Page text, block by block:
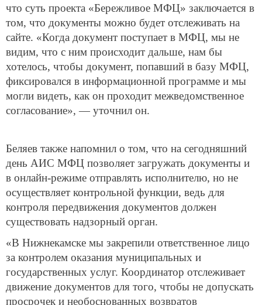
что суть проекта «Бережливое МФЦ» заключается в
том, что документы можно будет отслеживать на
сайте. «Когда документ поступает в МФЦ, мы не
видим, что с ним происходит дальше, нам бы
хотелось, чтобы документ, попавший в базу МФЦ,
фиксировался в информационной программе и мы
могли видеть, как он проходит межведомственное
согласование», — уточнил он.
Беляев также напомнил о том, что на сегодняшний
день АИС МФЦ позволяет загружать документы и
в онлайн-режиме отправлять исполнителю, но не
осуществляет контрольной функции, ведь для
контроля передвижения документов должен
существовать надзорный орган.
«В Нижнекамске мы закрепили ответственное лицо
за контролем оказания муниципальных и
государственных услуг. Координатор отслеживает
движение документов для того, чтобы не допускать
просрочек и необоснованных возвратов